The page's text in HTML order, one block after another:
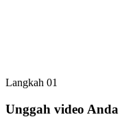
Langkah 01
Unggah video Anda